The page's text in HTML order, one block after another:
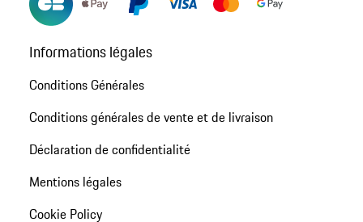
Informations légales
Conditions Générales
Conditions générales de vente et de livraison
Déclaration de confidentialité
Mentions légales
Cookie Policy